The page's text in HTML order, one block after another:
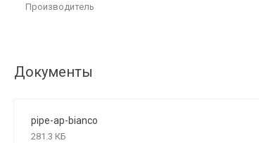
Производитель
Документы
pipe-ap-bianco
281.3 КБ